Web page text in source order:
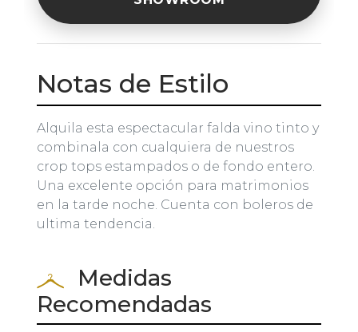
Notas de Estilo
Alquila esta espectacular falda vino tinto y
combinala con cualquiera de nuestros
crop tops estampados o de fondo entero.
Una excelente opción para matrimonios
en la tarde noche. Cuenta con boleros de
ultima tendencia.
Medidas
Recomendadas